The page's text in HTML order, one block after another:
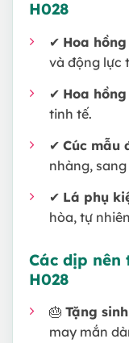
H028
✔ Hoa
và động lực
✔ Hoa
tinh tế.
✔ Cúc mẫu
nhàng,
✔ Lá phụ
hòa, tự
Các dịp nên
H028
🎂 Tặng
may mắn